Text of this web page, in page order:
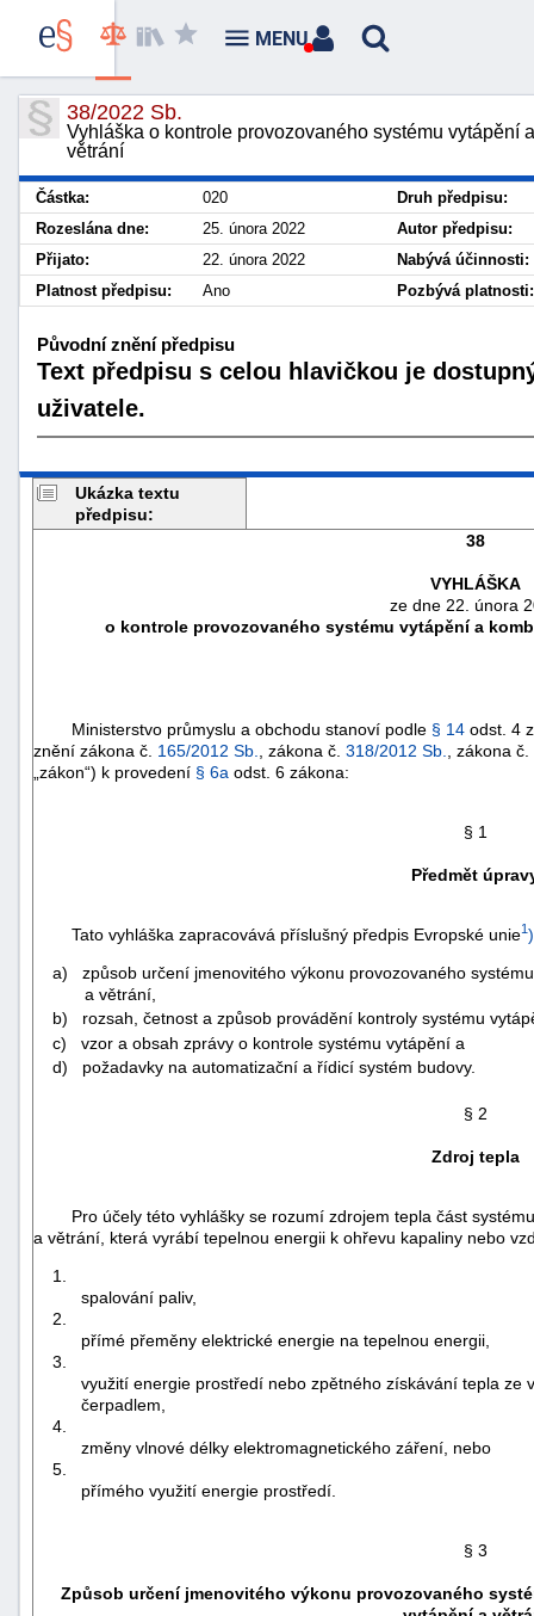
38/2022 Sb.
Vyhláška o kontrole provozovaného systému vytápění
větrání
Částka: 020
Druh předpisu:
Rozeslána dne:
25. února 2022
Autor předpisu:
Přijato:
22. února 2022
Nabývá účinnosti:
Platnost předpisu:
Ano Pozbývá platnosti:
Původní znění předpisu
Text předpisu s celou hlavičkou je
uživatele.
Ukázka textu
předpisu:
38
VYHLÁŠKA
ze dne 22. února
o kontrole provozovaného systému vytápění a
Ministerstvo průmyslu a obchodu stanoví podle § 14 odst. 4
znění zákona č. 165/2012 Sb. , zákona č. 318/2012 Sb.
, zákona č.
„zákon“) k provedení § 6a odst. 6 zákona:
§ 1
Předmět
Tato vyhláška zapracovává příslušný předpis Evropské unie1 )
a) způsob určení jmenovitého výkonu provozovaného
a větrání,
b) rozsah, četnost a způsob provádění kontroly systému
c) vzor a obsah zprávy o kontrole systému vytápění a
d) požadavky na automatizační a řídicí systém budovy.
§ 2
Zdroj tepla
Pro účely této vyhlášky se rozumí zdrojem tepla část
a větrání, která vyrábí tepelnou energii k ohřevu kapaliny nebo
1.
spalování paliv,
2.
přímé přeměny elektrické energie na tepelnou energii,
3.
využití energie prostředí nebo zpětného získávání tepla ze
čerpadlem,
4.
změny vlnové délky elektromagnetického záření, nebo
5.
přímého využití energie prostředí.
§ 3
Způsob určení jmenovitého výkonu provozovaného
MENU
náhrady